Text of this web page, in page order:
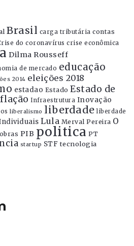
Brasil carga tributária contas
do coronavírus crise econômica
Dilma Rousseff
de mercado educação
2014 eleições 2018
estadao Estado Estado de
Infraestrutura Inovação
liberalismo liberdade liberdade
Lula Merval Pereira O
PIB politica PT
startup STF tecnologia